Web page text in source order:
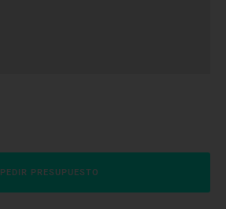
PEDIR PRESUPUESTO